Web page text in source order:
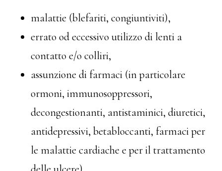
malattie (blefariti, congiuntiviti),
errato od eccessivo utilizzo di lenti a
contatto e/o colliri,
assunzione di farmaci (in particolare
ormoni, immunosoppressori,
decongestionanti, antistaminici, diuretici,
antidepressivi, betabloccanti, farmaci per
le malattie cardiache e per il trattamento